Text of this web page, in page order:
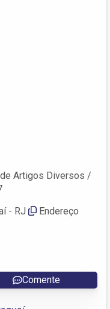
Artigos Diversos /
- RJ
Endereço
Comente